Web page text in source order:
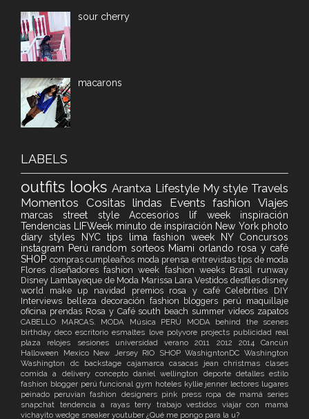
sour cherry
macarons
LABELS
outfits looksArantxa Lifestyle My style Travels
Momentos Cositas lindas EventsfashionViajes
marcasstreet styleAccesorios lif week inspiración
Tendencias
LIFWeek minuto de inspiración New York photo
diary styles NYC tips lima fashion week NY Concursos
instagram Perú random sorteos Miami orlando rosa y café
SHOP compras cumpleaños moda prensa entrevistas tips de moda
Floresdiseñadoresfashion week fashion weeks Brasil runway
Disney Lambayeque de Moda Marissa Lara Vestidos desfiles disney
world make up navidad premios rosa y caféCelebrities DIY
Interviews belleza decoración fashion bloggers perú maquillaje
oficina prendas Rosa y Cafésouth beachsummervideos zapatos
CABELLO MARCAS. MODA Música PERÚ MODA behind the scenes
birthdaydecoescritorioesmaltes love polyvore projects publicidad real
plaza relojes sesiones universidad verano2011 2012 2014 Cancún
Halloween
Mexico New Jersey RIO SHOPWashigntonDCWashington
Washington dc backstage cajamarcacasacas jeanchristmasclases
comida a delivery concepto daniel wellington deporte detalles estilo
fashion blogger perúfuncionalgym hoteles kyllie jenner lectores lugares
peinado peruvian fashion designers pink press ropa de mamá series
snapchat tendencia a rayasterry trabajovestidos viajar con mamá
vichayito wedge sneaker youtuber ¿Qué me pongo para la u?